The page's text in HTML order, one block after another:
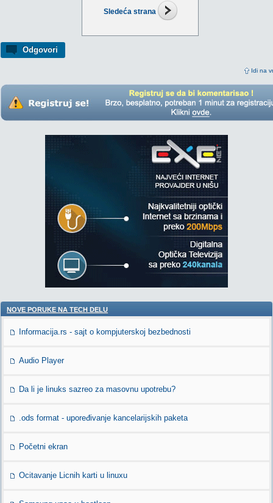
Sledeća strana
Odgovori
Idi na
NOVE PORUKE NA TECH DELU
Informacija.rs - sajt o kompjuterskoj bezbednosti
Audio Player
Da li je linuks sazreo za masovnu upotrebu?
.ods format - upoređivanje kancelarijskih paketa
Početni ekran
Ocitavanje Licnih karti u linuxu